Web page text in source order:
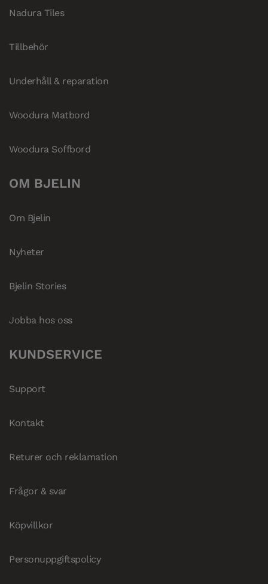
Nadura Tiles
Tillbehör
Underhåll & reparation
Woodura Matbord
Woodura Soffbord
OM BJELIN
Om Bjelin
Nyheter
Bjelin Stories
Jobba hos oss
KUNDSERVICE
Support
Kontakt
Returer och reklamation
Frågor & svar
Köpvillkor
Personuppgiftspolicy